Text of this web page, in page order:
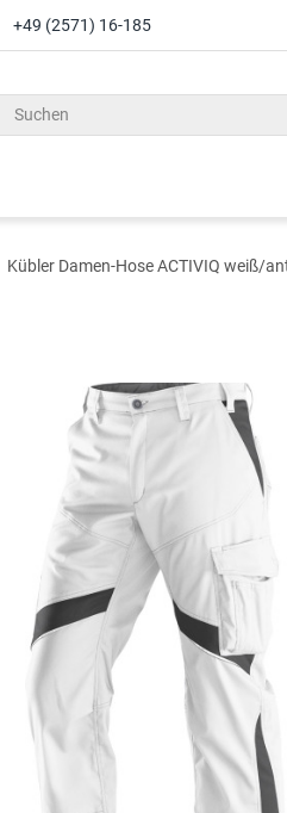
+49 (2571) 16-185
Kübler Damen-Hose ACTIVIQ weiß/